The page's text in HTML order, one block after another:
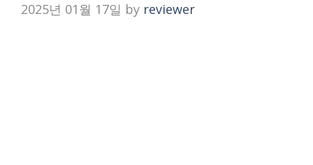
2025년 01월 17일 by reviewer